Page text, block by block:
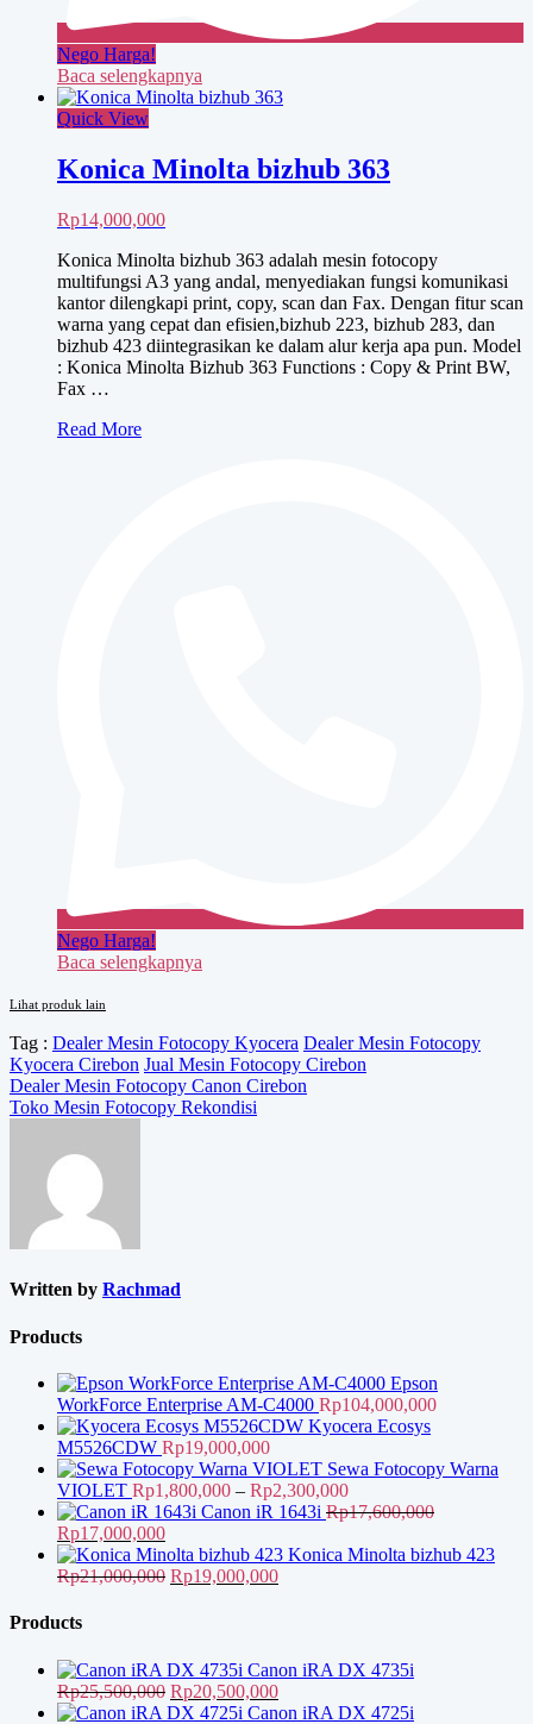
Nego Harga!
Baca selengkapnya
Quick View
Konica Minolta bizhub 363
Rp14,000,000
Konica Minolta bizhub 363 adalah mesin fotocopy
multifungsi A3 yang andal, menyediakan fungsi komunikasi
kantor dilengkapi print, copy, scan dan Fax. Dengan fitur scan
warna yang cepat dan efisien,bizhub 223, bizhub 283, dan
bizhub 423 diintegrasikan ke dalam alur kerja apa pun. Model
: Konica Minolta Bizhub 363 Functions : Copy & Print BW,
Fax …
Konica
Read More
Nego Harga!
Baca selengkapnya
Lihat produk lain
Tag : Dealer Mesin Fotocopy Kyocera Dealer Mesin Fotocopy
Kyocera Cirebon Jual Mesin Fotocopy Cirebon
Navigasi
pos
Dealer Mesin Fotocopy Canon Cirebon
Toko Mesin Fotocopy Rekondisi
Written by Rachmad
Products
Epson
WorkForce Enterprise AM-C4000 Rp104,000,000
Kyocera Ecosys
M5526CDW Rp19,000,000
Sewa Fotocopy Warna
VIOLET Rp1,800,000 – Rp2,300,000Rentang
harga:
hingga
Canon iR 1643i Rp17,600,000
Harga
aslinya
adalah:
Rp17,000,000Harga
saat
ini
Konica Minolta bizhub 423
Rp21,000,000 Harga
Rp19,000,000Harga
Rp19,000,000.
Products
Canon iRA DX 4735i
Rp25,500,000 Harga
aslinya
Rp20,500,000Harga
saat
Canon iRA DX 4725i